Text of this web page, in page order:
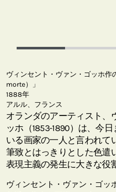
ヴィンセント・ヴァン・ゴッホ作
morte）」
1888年
アルル、フランス
オランダのアーティスト、
ッホ（1853-1890）は、今
いる画家の一人と言われて
筆致とはっきりとした色遣
表現主義の発生に大きな役
ヴィンセント・ヴァン・ゴッ